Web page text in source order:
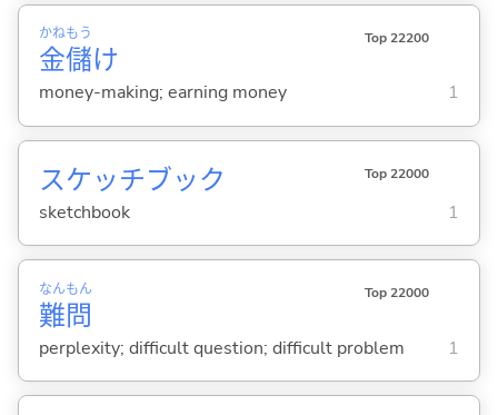
金
かね
儲
もう
け
Top 22200
money-making; earning money 1
スケッチブック Top 22000
sketchbook 1
難
なん
問
もん Top 22000
perplexity; difficult question; difficult problem 1